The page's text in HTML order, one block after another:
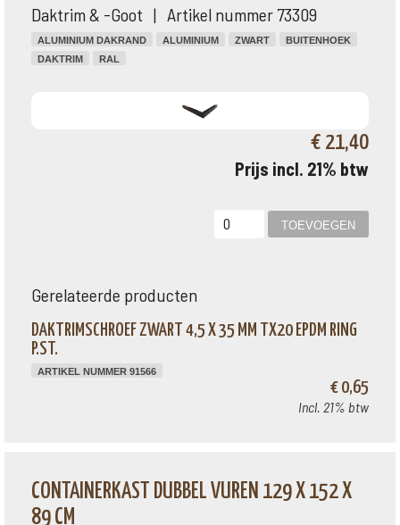
Daktrim & -Goot | Artikel nummer 73309
ALUMINIUM DAKRAND ALUMINIUM ZWART
BUITENHOEK
DAKTRIM
RAL
€ 21,40
Prijs incl. 21% btw
Gerelateerde producten
DAKTRIMSCHROEF ZWART 4,5 X 35 MM TX20 EPDM RING
P.ST.
ARTIKEL NUMMER 91566
€ 0,65
Incl. 21% btw
CONTAINERKAST DUBBEL VUREN 129 X 152 X
89 CM